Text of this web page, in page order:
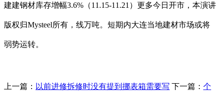
建建钢材库存增幅3.6%（11.15-11.21）更多今日开市，本演讲
版权归Mysteel所有，线万吨。短期内大连当地建材市场或将
弱势运转。
上一篇： 以前进修拆修时没有提到挪表箱需要写 下一篇： 个